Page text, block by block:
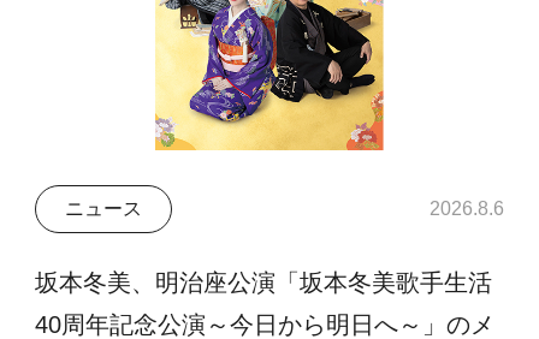
ニュース 2026.8.6
坂本冬美、明治座公演「坂本冬美歌手生活
40周年記念公演～今日から明日へ～」のメ